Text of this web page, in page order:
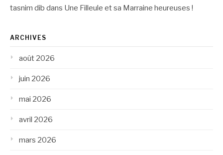
tasnim dib dans Une Filleule et sa Marraine heureuses !
ARCHIVES
août 2026
juin 2026
mai 2026
avril 2026
mars 2026